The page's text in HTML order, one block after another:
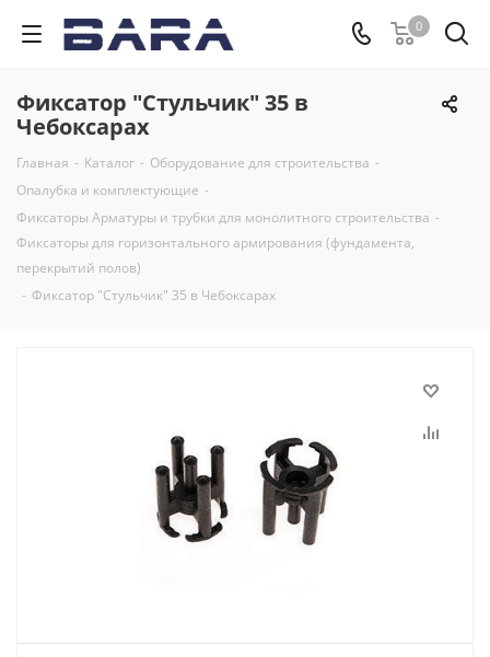
0
Фиксатор "Стульчик" 35 в
Чебоксарах
Главная - Каталог - Оборудование для строительства -
Опалубка и комплектующие -
Фиксаторы Арматуры и трубки для монолитного строительства -
Фиксаторы для горизонтального армирования (фундамента,
перекрытий полов)
- Фиксатор "Стульчик" 35 в Чебоксарах